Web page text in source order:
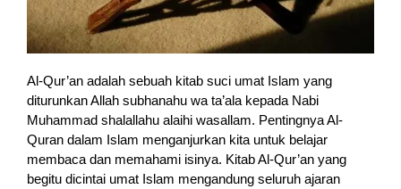
Al-Qur’an adalah sebuah kitab suci umat Islam yang
diturunkan Allah subhanahu wa ta’ala kepada Nabi
Muhammad shalallahu alaihi wasallam. Pentingnya Al-
Quran dalam Islam menganjurkan kita untuk belajar
membaca dan memahami isinya. Kitab Al-Qur’an yang
begitu dicintai umat Islam mengandung seluruh ajaran